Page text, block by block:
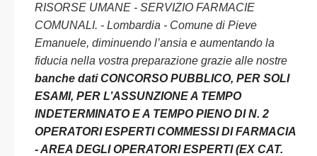
RISORSE UMANE - SERVIZIO FARMACIE
COMUNALI. - Lombardia - Comune di Pieve
Emanuele, diminuendo l’ansia e aumentando la
fiducia nella vostra preparazione grazie alle nostre
banche dati CONCORSO PUBBLICO, PER SOLI
ESAMI, PER L’ASSUNZIONE A TEMPO
INDETERMINATO E A TEMPO PIENO DI N. 2
OPERATORI ESPERTI COMMESSI DI FARMACIA
- AREA DEGLI OPERATORI ESPERTI (EX CAT.